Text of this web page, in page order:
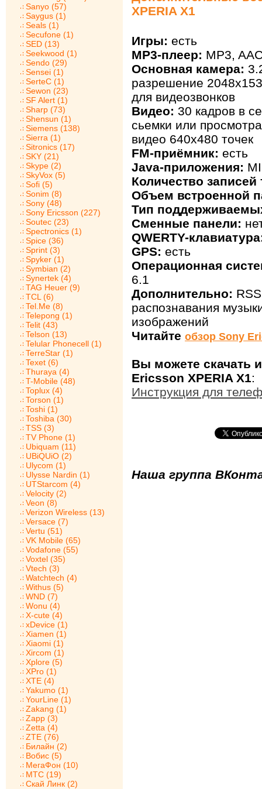
Sanyo (57)
Saygus (1)
Seals (1)
Secufone (1)
SED (13)
Seekwood (1)
Sendo (29)
Sensei (1)
SerteC (1)
Sewon (23)
SF Alert (1)
Sharp (73)
Shensun (1)
Siemens (138)
Sierra (1)
Sitronics (17)
SKY (21)
Skype (2)
SkyVox (5)
Sofi (5)
Sonim (8)
Sony (48)
Sony Ericsson (227)
Soutec (23)
Spectronics (1)
Spice (36)
Sprint (3)
Spyker (1)
Symbian (2)
Synertek (4)
TAG Heuer (9)
TCL (6)
Tel.Me (8)
Telepong (1)
Telit (43)
Telson (13)
Telular Phonecell (1)
TerreStar (1)
Texet (6)
Thuraya (4)
T-Mobile (48)
Toplux (4)
Torson (1)
Toshi (1)
Toshiba (30)
TSS (3)
TV Phone (1)
Ubiquam (11)
UBiQUiO (2)
Ulycom (1)
Ulysse Nardin (1)
UTStarcom (4)
Velocity (2)
Veon (8)
Verizon Wireless (13)
Versace (7)
Vertu (51)
VK Mobile (65)
Vodafone (55)
Voxtel (35)
Vtech (3)
Watchtech (4)
Withus (5)
WND (7)
Wonu (4)
X-cute (4)
xDevice (1)
Xiamen (1)
Xiaomi (1)
Xircom (1)
Xplore (5)
XPro (1)
XTE (4)
Yakumo (1)
YourLine (1)
Zakang (1)
Zapp (3)
Zetta (4)
ZTE (76)
Билайн (2)
Вобис (5)
МегаФон (10)
МТС (19)
Скай Линк (2)
XPERIA X1
Игры: есть
MP3-плеер: MP3,
Основная камера:
разрешение
для видеозвонков
Видео: 30 кадров в
сьемки или
видео 640х480 точек
FM-приёмник: есть
Java-приложения:
Количество
Объем встроенной
Тип
Сменные панели:
QWERTY-
GPS: есть
Операционная
6.1
Дополнительно:
распознавания
изображений
Читайте обзор Sony
Вы можете скачать
Ericsson XPERIA X1:
Инструкция для
Наша группа